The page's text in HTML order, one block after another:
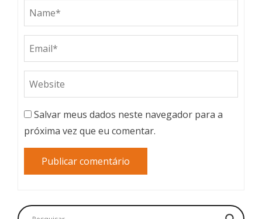
Salvar meus dados neste navegador para a
próxima vez que eu comentar.